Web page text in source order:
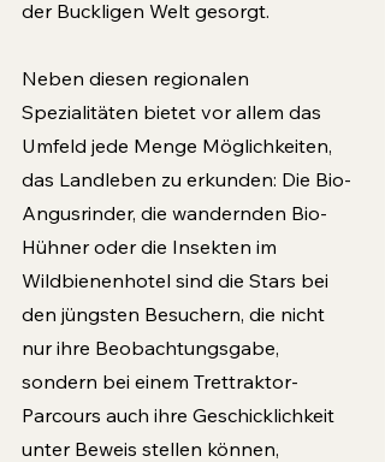
der Buckligen Welt gesorgt.
Neben diesen regionalen
Spezialitäten bietet vor allem das
Umfeld jede Menge Möglichkeiten,
das Landleben zu erkunden: Die Bio-
Angusrinder, die wandernden Bio-
Hühner oder die Insekten im
Wildbienenhotel sind die Stars bei
den jüngsten Besuchern, die nicht
nur ihre Beobachtungsgabe,
sondern bei einem Trettraktor-
Parcours auch ihre Geschicklichkeit
unter Beweis stellen können,